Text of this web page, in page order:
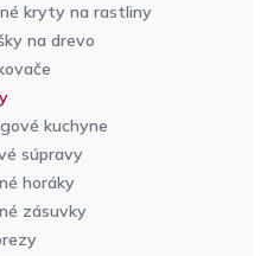
kryty na rastliny
na drevo
kuchyne
súpravy
horáky
zásuvky